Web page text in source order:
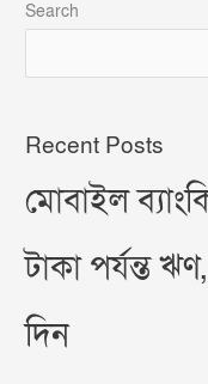
Search
Recent Posts
মোবাইল
টাকা পর্যন্ত
দিন